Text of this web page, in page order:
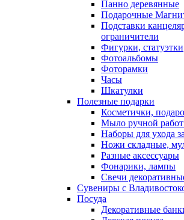
Панно деревянные
Подарочные
Подставки
ограничители
Фигурки, статуэтки
Фотоальбомы
Фоторамки
Часы
Шкатулки
Полезные подарки
Косметички,
Мыло ручной
Наборы для ухода
Ножи складные,
Разные аксессуары
Фонарики, лампы
Свечи
Сувениры с
Посуда
Декоративные